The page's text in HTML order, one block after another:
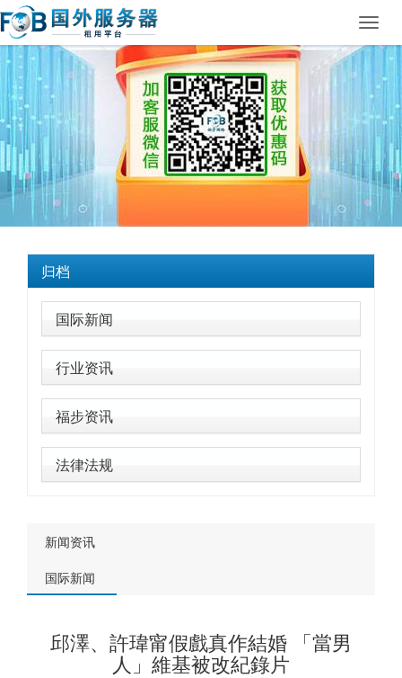
归档
国际新闻
行业资讯
福步资讯
法律法规
新闻资讯
国际新闻
邱澤、許瑋甯假戲真作結婚 「當男
人」維基被改紀錄片